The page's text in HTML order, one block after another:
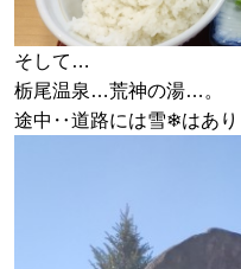
そして…
栃尾温泉…荒神の湯…。
途中‥道路には雪❄はあり